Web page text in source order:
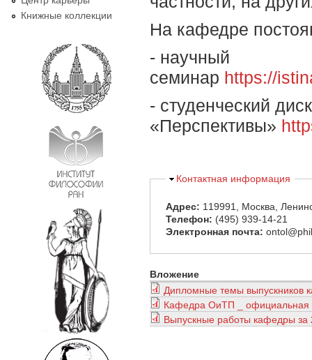
Книжные коллекции
На кафедре
- научный
семинар https://
- студенческий
«Перспективы»
Скрыть
Контактная информация
Адрес: 119991, Москва,
Телефон: (495) 939-14-21
Электронная почта:
Вложение
Дипломные темы выпускников
Кафедра ОиТП _ официальная
Выпускные работы кафедры за